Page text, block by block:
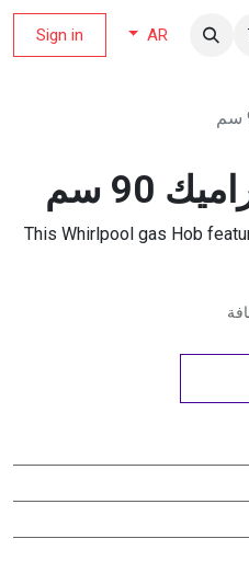
AR
Sign in
90 سم
This Whirlpool gas Hob